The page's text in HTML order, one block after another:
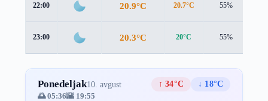
22:00 20.9°C 20.7°C 55%
23:00 20.3°C 20°C 55%
Ponedeljak10. avgust ↑ 34°C
↓ 18°C
🌅 05:36🌇 19:55